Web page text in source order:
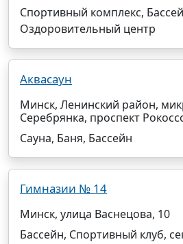
Спортивный комплекс,
Оздоровительный центр
Аквасаун
Минск, Ленинский район,
Серебрянка, проспект
Сауна, Баня, Бассейн
Гимназии № 14
Минск, улица Васнецова, 10
Бассейн, Спортивный клуб,